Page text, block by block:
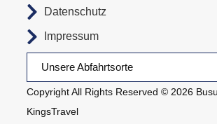
Copyright All Rights Reserved © 2026
KingsTravel
Unsere Abfahrtsorte
Datenschutz
Impressum